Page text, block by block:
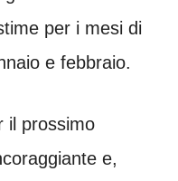
per i mesi di
e febbraio.
il prossimo
e,